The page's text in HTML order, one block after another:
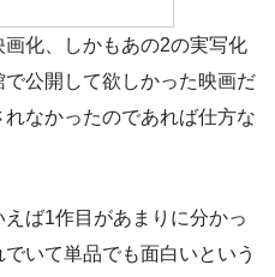
化、しかもあの2の実写化
公開して欲しかった映画だ
なかったのであれば仕方な
ば1作目があまりに分かっ
いて単品でも面白いという